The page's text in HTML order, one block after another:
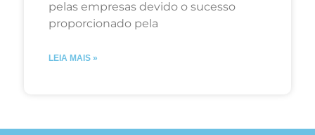
pelas empresas devido o sucesso
proporcionado pela
LEIA MAIS »